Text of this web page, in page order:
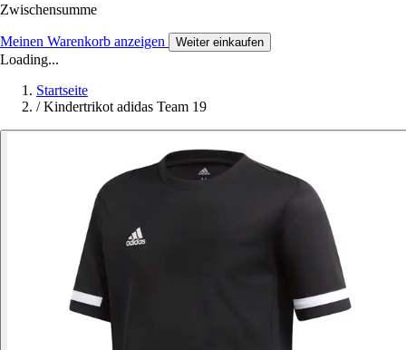
Zwischensumme
Meinen Warenkorb anzeigen Weiter einkaufen
Loading...
Startseite
/ Kindertrikot adidas Team 19